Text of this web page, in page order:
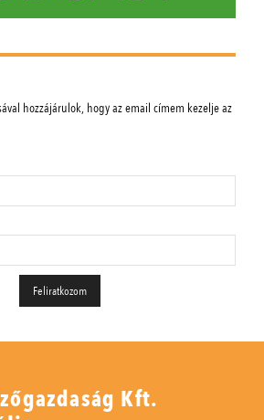
hozzájárulok, hogy az email címem kezelje az
Kft.